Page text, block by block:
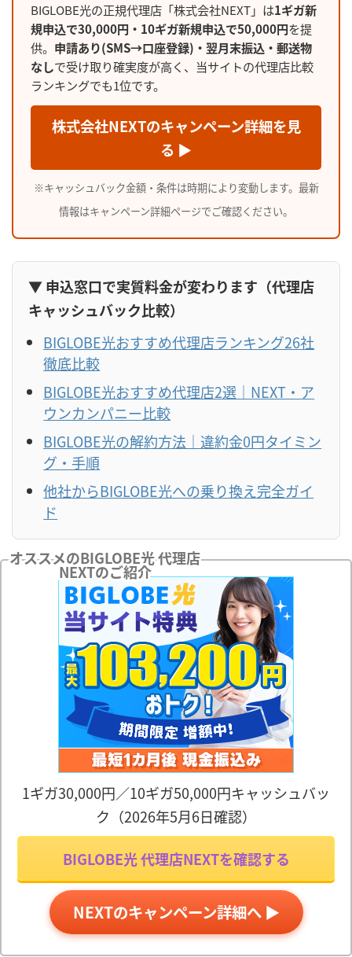
BIGLOBE光の正規代理店「株式会社NEXT」は1ギガ新
規申込で30,000円・10ギガ新規申込で50,000円を提
供。 申請あり(SMS→口座登録)・翌月末振込・郵送物
なしで受け取り確実度が高く、当サイトの代理店比較
ランキングでも1位です。
株式会社NEXTのキャンペーン詳細を見
る ▶
※キャッシュバック金額・条件は時期により変動します。最新
情報はキャンペーン詳細ページでご確認ください。
▼ 申込窓口で実質料金が変わります（代理店
キャッシュバック比較）
BIGLOBE光おすすめ代理店ランキング26社
徹底比較
BIGLOBE光おすすめ代理店2選｜NEXT・ア
ウンカンパニー比較
BIGLOBE光の解約方法｜違約金0円タイミン
グ・手順
他社からBIGLOBE光への乗り換え完全ガイ
ド
オススメのBIGLOBE光 代理店
NEXTのご紹介
1ギガ30,000円／10ギガ50,000円キャッシュバッ
ク（2026年5月6日確認）
BIGLOBE光 代理店NEXTを確認する
NEXTのキャンペーン詳細へ ▶